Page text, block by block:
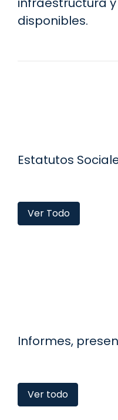
disponibles.
Estatutos
Ver Todo
Informes,
Ver todo